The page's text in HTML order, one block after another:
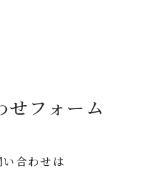
せフォーム
合わせは